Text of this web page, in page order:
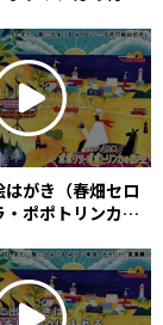
はがき（春畑セロ
・ポポトリンカの
(Céleri